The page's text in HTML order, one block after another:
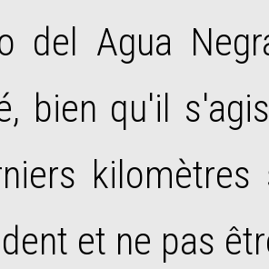
del Agua
bien qu'il
et ne pas